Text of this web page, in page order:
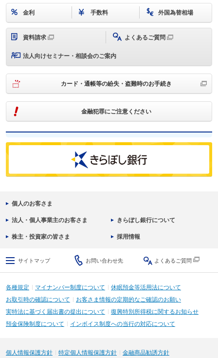
金利 手数料 外国為替相場
資料請求 よくあるご質問
法人向けセミナー・相談会のご案内
カード・通帳等の紛失・盗難時のお手続き
金融犯罪にご注意ください
個人のお客さま
法人・個人事業主のお客さま きらぼし銀行について
株主・投資家の皆さま 採用情報
サイトマップ お問い合わせ先 よくあるご質問
各種規定 マイナンバー制度について
休眠預金等活用法について
お取引時の確認について
お客さま情報の定期的なご確認のお願い
実特法に基づく届出書の提出について
復興特別所得税に関するお知らせ
預金保険制度について
インボイス制度への当行の対応について
個人情報保護方針 特定個人情報保護方針 金融商品勧誘方針